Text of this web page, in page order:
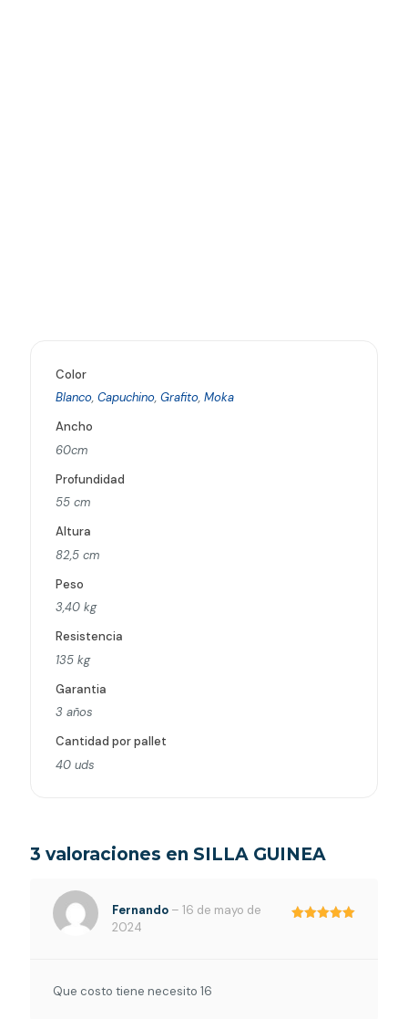
Color
Blanco, Capuchino, Grafito, Moka
Ancho
60cm
Profundidad
55 cm
Altura
82,5 cm
Peso
3,40 kg
Resistencia
135 kg
Garantia
3 años
Cantidad por pallet
40 uds
3 valoraciones en SILLA GUINEA
Fernando – 16 de mayo de
2024
Que costo tiene necesito 16